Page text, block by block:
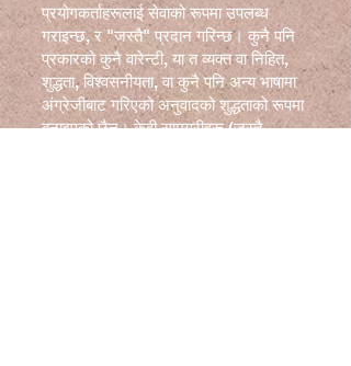
प्रयोगकर्ताहरूलाई सेवाको रूपमा उपलब्ध
गराइन्छ, र "जस्तै" प्रदान गरिन्छ। कुनै पनि
प्रकारको कुनै वारेन्टी, या त व्यक्त वा निहित,
शुद्धता, विश्वसनीयता, वा कुनै पनि अन्य भाषामा
अंग्रेजीबाट गरिएको अनुवादको शुद्धताको रूपमा
बनाइएको छैन। केही सामग्रीहरू (जस्तै